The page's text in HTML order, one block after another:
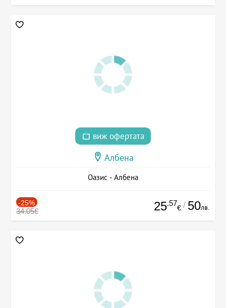
виж офертата
Албена
Оазис - Албена
-25%
34.05€ 25.57
€ / 50лв.